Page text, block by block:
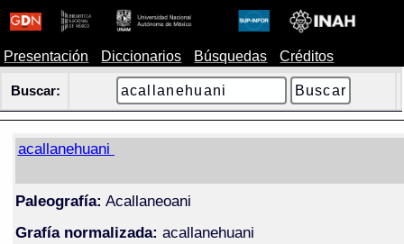
Presentación Diccionarios Búsquedas Créditos
Buscar:
acallanehuani
Paleografía: Acallaneoani
Grafía normalizada: acallanehuani